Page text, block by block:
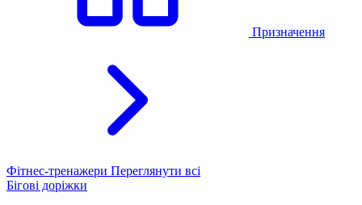
Призначення
Фітнес-тренажери Переглянути всі
Бігові доріжки